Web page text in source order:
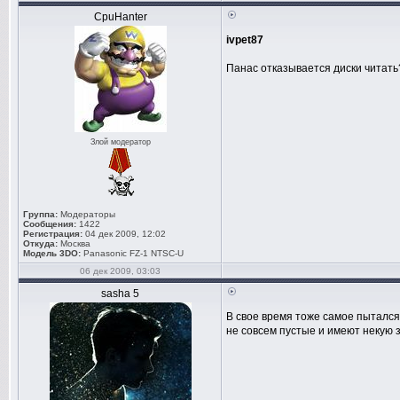
CpuHanter
Злой модератор
Группа: Модераторы
Сообщения: 1422
Регистрация: 04 дек 2009, 12:02
Откуда: Москва
Модель 3DO: Panasonic FZ-1 NTSC-U
ivpet87
Панас отказывается диски
06 дек 2009, 03:03
sasha 5
В свое время тоже самое
не совсем пустые и имеют некую